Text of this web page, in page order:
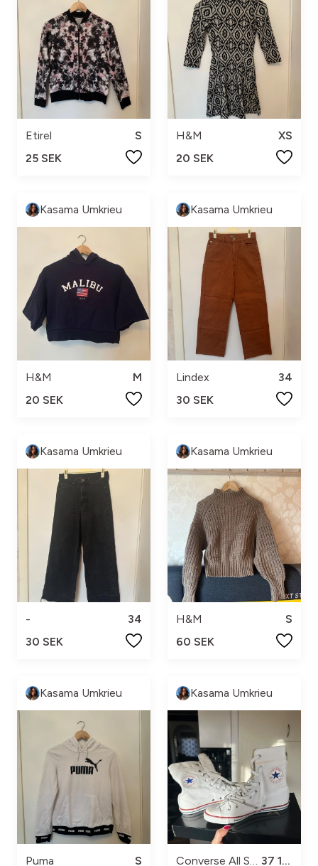
Etirel
S
25 SEK
H&M
XS
20 SEK
Kasama Umkrieu
H&M
M
20 SEK
Kasama Umkrieu
Lindex
34
30 SEK
Kasama Umkrieu
-
34
30 SEK
Kasama Umkrieu
H&M
S
60 SEK
Kasama Umkrieu
Puma S
Kasama Umkrieu
Converse All Star 37 1/2